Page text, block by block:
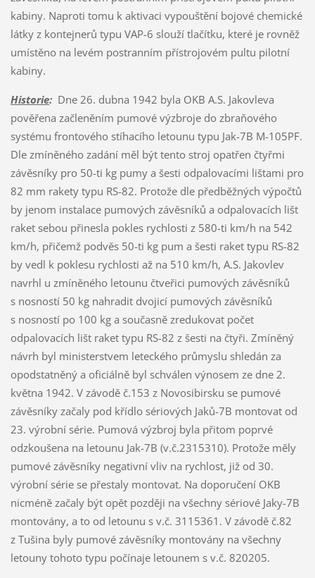
kabiny. Naproti tomu k aktivaci vypouštění bojové chemické
látky z kontejnerů typu VAP-6 slouží tlačítku, které je rovněž
umístěno na levém postranním přístrojovém pultu pilotní
kabiny.
Historie:Dne 26. dubna 1942 byla OKB A.S. Jakovleva
pověřena začleněním pumové výzbroje do zbraňového
systému frontového stíhacího letounu typu Jak-7B M-105PF.
Dle zmíněného zadání měl být tento stroj opatřen čtyřmi
závěsníky pro 50-ti kg pumy a šesti odpalovacími lištami pro
82 mm rakety typu RS-82. Protože dle předběžných výpočtů
by jenom instalace pumových závěsníků a odpalovacích lišt
raket sebou přinesla pokles rychlosti z 580-ti km/h na 542
km/h, přičemž podvěs 50-ti kg pum a šesti raket typu RS-82
by vedl k poklesu rychlosti až na 510 km/h, A.S. Jakovlev
navrhl u zmíněného letounu čtveřici pumových závěsníků
s nosností 50 kg nahradit dvojicí pumových závěsníků
s nosností po 100 kg a současně zredukovat počet
odpalovacích lišt raket typu RS-82 z šesti na čtyři. Zmíněný
návrh byl ministerstvem leteckého průmyslu shledán za
opodstatněný a oficiálně byl schválen výnosem ze dne 2.
května 1942. V závodě č.153 z Novosibirsku se pumové
závěsníky začaly pod křídlo sériových Jaků-7B montovat od
23. výrobní série. Pumová výzbroj byla přitom poprvé
odzkoušena na letounu Jak-7B (v.č.2315310). Protože měly
pumové závěsníky negativní vliv na rychlost, již od 30.
výrobní série se přestaly montovat. Na doporučení OKB
nicméně začaly být opět později na všechny sériové Jaky-7B
montovány, a to od letounu s v.č. 3115361. V závodě č.82
z Tušina byly pumové závěsníky montovány na všechny
letouny tohoto typu počínaje letounem s v.č. 820205.